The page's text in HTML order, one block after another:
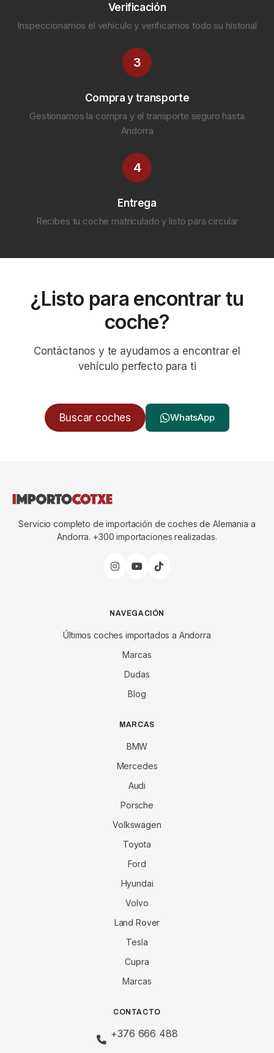
Verificación
Inspeccionamos el vehículo y verificamos todo su historial
3
Compra y transporte
Gestionamos la compra y el transporte seguro hasta
Andorra
4
Entrega
Recibes tu coche matriculado y listo para circular
¿Listo para encontrar tu
coche?
Contáctanos y te ayudamos a encontrar el
vehículo perfecto para ti
Buscar coches WhatsApp
Servicio completo de importación de coches de Alemania a
Andorra. +300 importaciones realizadas.
NAVEGACIÓN
Últimos coches importados a Andorra
Marcas
Dudas
Blog
MARCAS
BMW
Mercedes
Audi
Porsche
Volkswagen
Toyota
Ford
Hyundai
Volvo
Land Rover
Tesla
Cupra
Marcas
CONTACTO
+376 666 488